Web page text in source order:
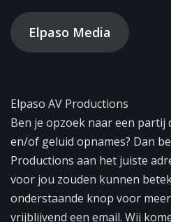
Elpaso Media
Elpaso AV Productions
Ben je opzoek naar een partij
en/of geluid opnames? Dan
Productions aan het juiste
voor jou zouden kunnen
onderstaande knop voor
vrijblijvend een email. Wij